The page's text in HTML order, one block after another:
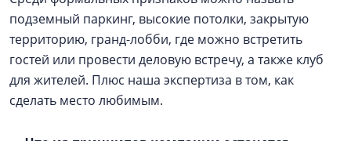
подземный паркинг, высокие потолки, закрытую
территорию, гранд-лобби, где можно встретить
гостей или провести деловую встречу, а также клуб
для жителей. Плюс наша экспертиза в том, как
сделать место любимым.